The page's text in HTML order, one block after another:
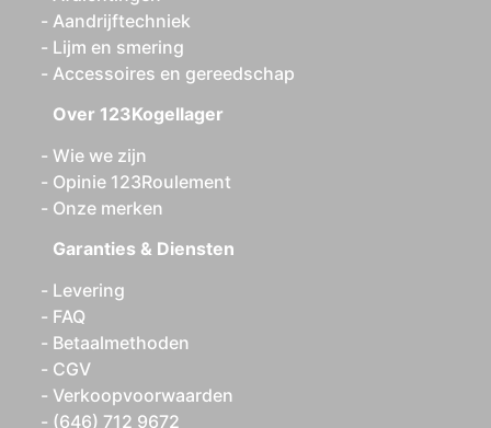
Aandrijftechniek
Lijm en smering
Accessoires en gereedschap
Over 123Kogellager
Wie we zijn
Opinie 123Roulement
Onze merken
Garanties & Diensten
Levering
FAQ
Betaalmethoden
CGV
Verkoopvoorwaarden
(646) 712 9672